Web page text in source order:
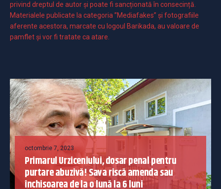
privind dreptul de autor și poate fi sancționată în consecință.
Materialele publicate la categoria ”Mediafakes” și fotografiile
aferente acestora, marcate cu logoul Barikada, au valoare de
pamflet și vor fi tratate ca atare.
octombrie 7, 2023
Primarul Urziceniului, dosar penal pentru
purtare abuzivă! Sava riscă amenda sau
închisoarea de la o lună la 6 luni